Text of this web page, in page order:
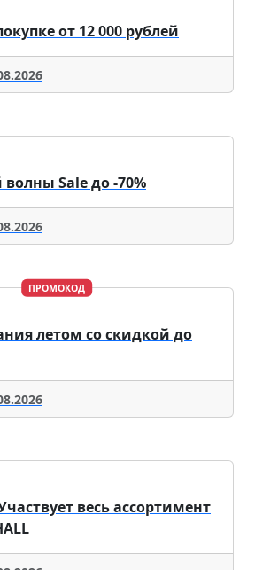
от 12 000 рублей
волны Sale до -70%
ПРОМОКОД
летом со скидкой до
весь ассортимент